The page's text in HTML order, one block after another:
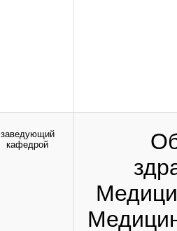
заведующий
кафедрой